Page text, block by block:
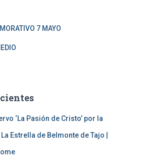
7 MAYO
‘La Pasión de Cristo’ por la
Estrella de Belmonte de Tajo |